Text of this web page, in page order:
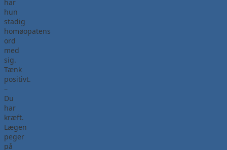
har
hun
stadig
homøopatens
ord
med
sig.
Tænk
positivt.
–
Du
har
kræft.
Lægen
peger
på